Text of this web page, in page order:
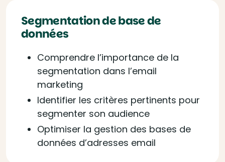
Segmentation de base de
données
Comprendre l’importance de la
segmentation dans l’email
marketing
Identifier les critères pertinents pour
segmenter son audience
Optimiser la gestion des bases de
données d’adresses email